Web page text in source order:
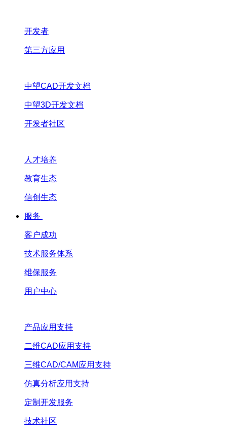
开发者
第三方应用
中望CAD开发文档
中望3D开发文档
开发者社区
人才培养
教育生态
信创生态
服务
客户成功
技术服务体系
维保服务
用户中心
产品应用支持
二维CAD应用支持
三维CAD/CAM应用支持
仿真分析应用支持
定制开发服务
技术社区